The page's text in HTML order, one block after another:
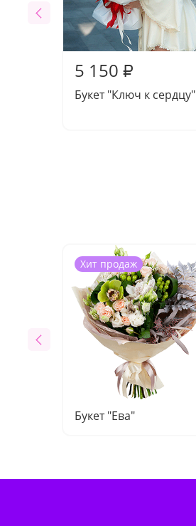
5 150 ₽
Букет "Ключ к сердцу"
Хит продаж
Букет "Ева"